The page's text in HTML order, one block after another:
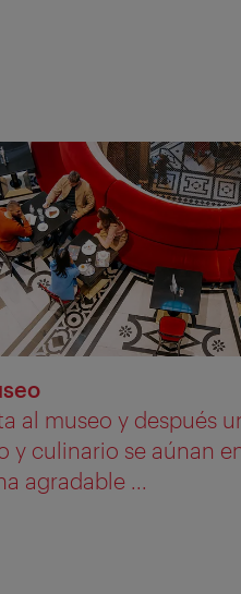
al museo y después
y culinario se aúnan
agradable ...